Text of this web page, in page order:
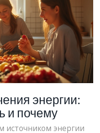
энергии:
и почему
источником энергии